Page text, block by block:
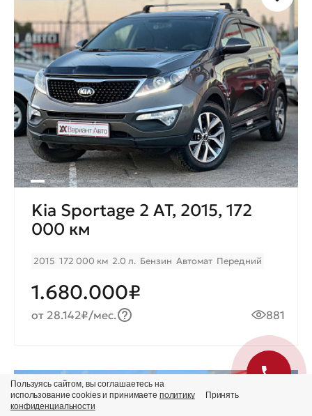
Kia Sportage 2 AT, 2015, 172
000 км
2015 172 000 км 2.0 л. Бензин Автомат Передний
1.680.000₽
от 28.142₽/мес. 881
Продано
Пользуясь сайтом, вы соглашаетесь на
использование cookies и принимаете политику
конфиденциальности
Принять